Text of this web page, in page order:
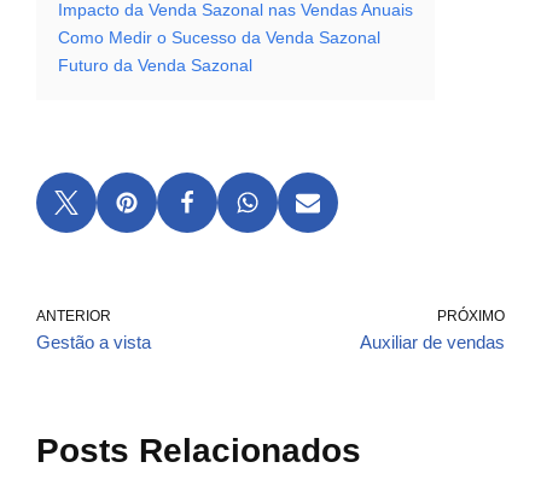
Impacto da Venda Sazonal nas Vendas Anuais
Como Medir o Sucesso da Venda Sazonal
Futuro da Venda Sazonal
ANTERIOR
Gestão a vista
PRÓXIMO
Auxiliar de vendas
Posts Relacionados